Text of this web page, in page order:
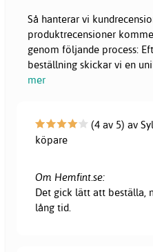
Så hanterar vi
produktrecensioner
genom följande process:
beställning skickar vi en
mer
(4 av 5) av
köpare
Om Hemfint.se:
Det gick lätt att beställa,
lång tid.